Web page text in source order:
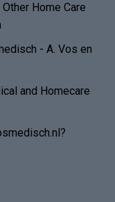
Home Care
- A. Vos en
and Homecare